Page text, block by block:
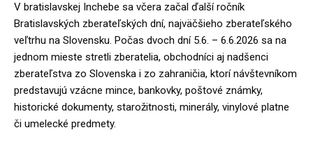
V bratislavskej Inchebe sa včera začal ďalší ročník
Bratislavských zberateľských dní, najväčšieho zberateľského
veľtrhu na Slovensku. Počas dvoch dní 5.6. – 6.6.2026 sa na
jednom mieste stretli zberatelia, obchodníci aj nadšenci
zberateľstva zo Slovenska i zo zahraničia, ktorí návštevníkom
predstavujú vzácne mince, bankovky, poštové známky,
historické dokumenty, starožitnosti, minerály, vinylové platne
či umelecké predmety.